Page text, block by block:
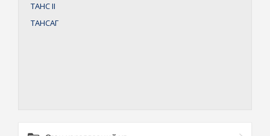
ТАНСII
ТАНСАГ